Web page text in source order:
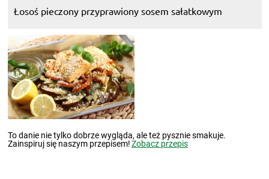
Łosoś pieczony przyprawiony sosem sałatkowym
To danie nie tylko dobrze wygląda, ale też pysznie smakuje.
Zainspiruj się naszym przepisem!Zobacz przepis